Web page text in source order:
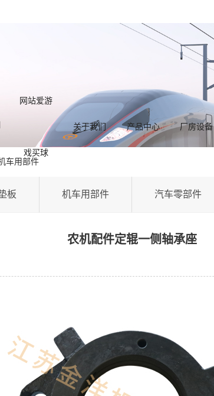
网站爱游
戏买球
关于我们 产品中心 厂房设备
车用部件
板 机车用部件 汽车零部件
农机配件定辊一侧轴承座